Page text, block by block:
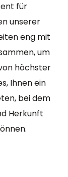
für
unserer
eng mit
um
höchster
Ihnen ein
bei dem
Herkunft